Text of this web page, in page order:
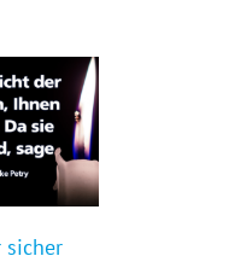
sicher